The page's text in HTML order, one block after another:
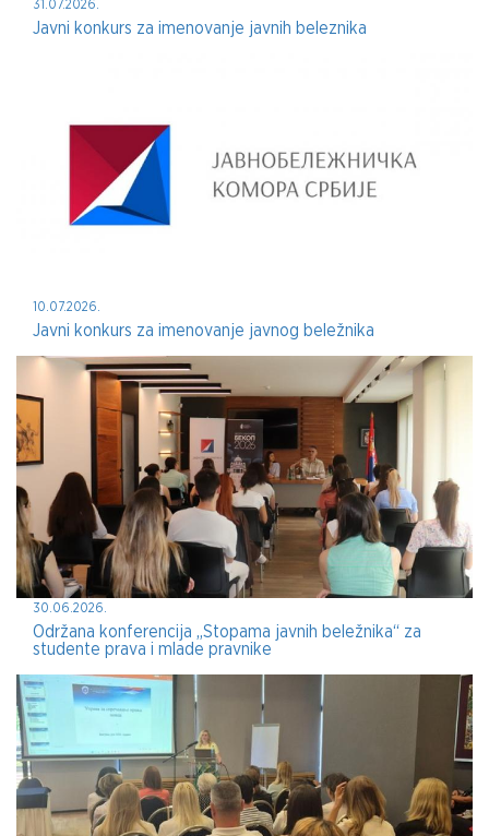
31.07.2026.
Javni konkurs za imenovanje javnih beleznika
10.07.2026.
Javni konkurs za imenovanje javnog beležnika
30.06.2026.
Održana konferencija „Stopama javnih beležnika“ za
studente prava i mlade pravnike